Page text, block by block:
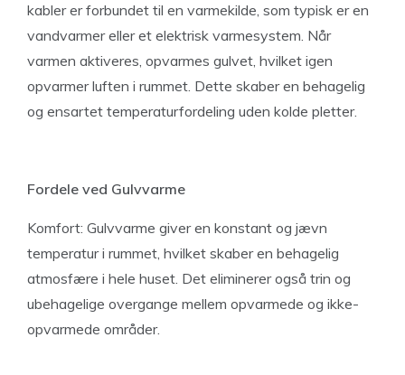
kabler er forbundet til en varmekilde, som typisk er en
vandvarmer eller et elektrisk varmesystem. Når
varmen aktiveres, opvarmes gulvet, hvilket igen
opvarmer luften i rummet. Dette skaber en behagelig
og ensartet temperaturfordeling uden kolde pletter.
Fordele ved Gulvvarme
Komfort: Gulvvarme giver en konstant og jævn
temperatur i rummet, hvilket skaber en behagelig
atmosfære i hele huset. Det eliminerer også trin og
ubehagelige overgange mellem opvarmede og ikke-
opvarmede områder.